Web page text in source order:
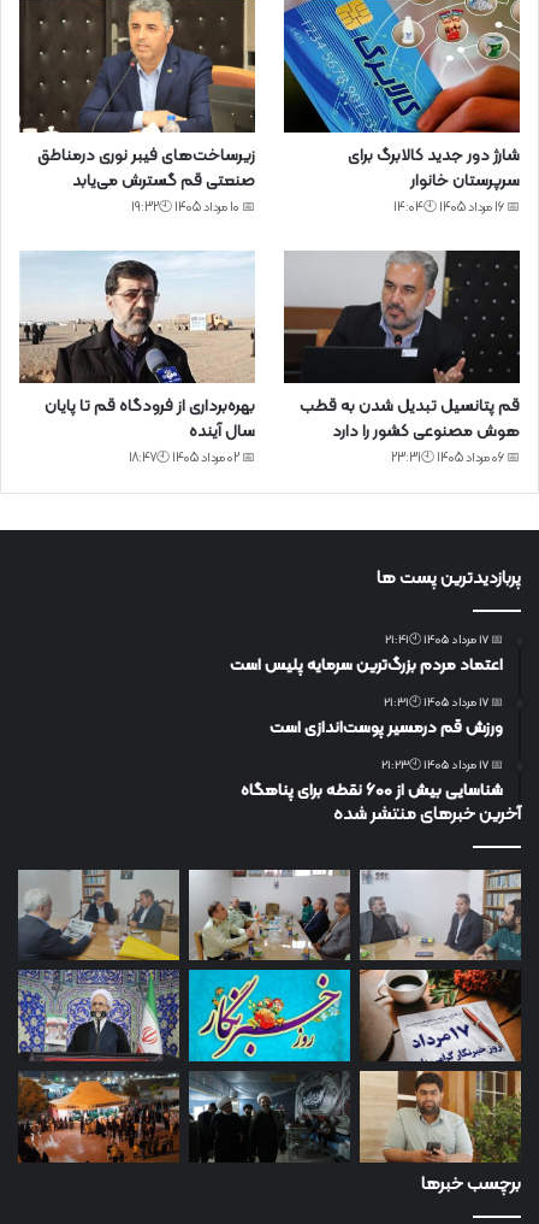
شارژ دور جدید کالابرگ برای
سرپرستان خانوار
📅 16 مرداد 1405 🕙14:04
زیرساخت‌های فیبر نوری درمناطق
صنعتی قم گسترش می‌یابد
📅 10 مرداد 1405 🕙19:32
قم پتانسیل تبدیل شدن به قطب
هوش مصنوعی کشور را دارد
📅 06 مرداد 1405 🕙23:31
بهره‌برداری از فرودگاه قم تا پایان
سال آینده
📅 02 مرداد 1405 🕙18:47
پربازدیدترین پست ها
📅 17 مرداد 1405 🕙21:41
اعتماد مردم بزرگ‌ترین سرمایه پلیس است
📅 17 مرداد 1405 🕙21:31
ورزش قم درمسیر پوست‌اندازی است
📅 17 مرداد 1405 🕙21:23
شناسایی بیش از ۶۰۰ نقطه برای پناهگاه
آخرین خبرهای منتشر شده
برچسب خبرها